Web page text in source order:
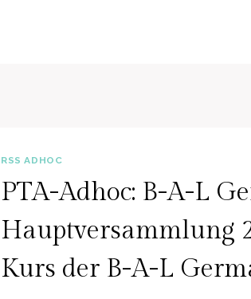
RSS ADHOC
PTA-Adhoc: B-A-L
Hauptversammlung
Kurs der B-A-L